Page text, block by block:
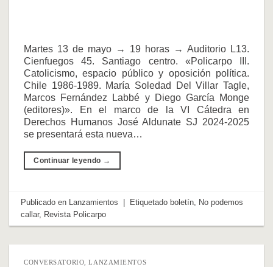
Martes 13 de mayo → 19 horas → Auditorio L13.
Cienfuegos 45. Santiago centro. «Policarpo III.
Catolicismo, espacio público y oposición política.
Chile 1986-1989. María Soledad Del Villar Tagle,
Marcos Fernández Labbé y Diego García Monge
(editores)». En el marco de la VI Cátedra en
Derechos Humanos José Aldunate SJ 2024-2025
se presentará esta nueva…
Continuar leyendo →
Publicado en Lanzamientos | Etiquetadoboletín No podemos
callar, Revista Policarpo
CONVERSATORIO ,LANZAMIENTOS